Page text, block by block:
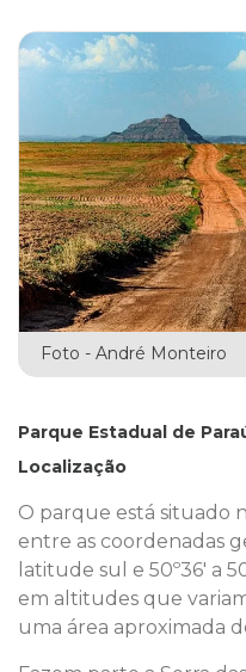
Foto - André Monteiro
Parque Estadual de
Localização
O parque está situado
entre as coordenadas
latitude sul e 50º36' a
em altitudes que
uma área aproximada